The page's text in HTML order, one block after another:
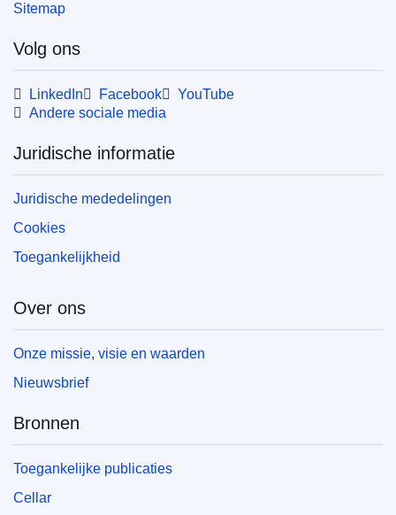
Sitemap
Volg ons
LinkedIn Facebook
YouTube
Andere sociale media
Juridische informatie
Juridische mededelingen
Cookies
Toegankelijkheid
Over ons
Onze missie, visie en waarden
Nieuwsbrief
Bronnen
Toegankelijke publicaties
Cellar